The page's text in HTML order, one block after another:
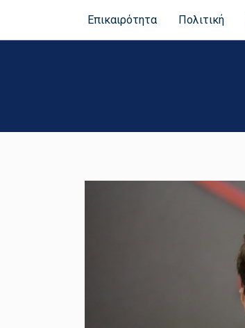
Επικαιρότητα Πολιτική